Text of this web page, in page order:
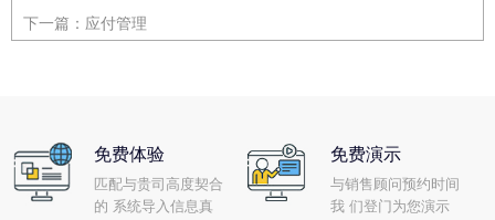
下一篇： 应付管理
免费体验
匹配与贵司高度契合
的 系统导入信息真
免费演示
与销售顾问预约时间
我 们登门为您演示